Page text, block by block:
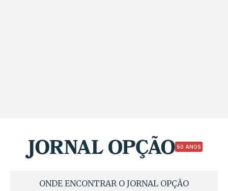
50 ANOS
ONDE ENCONTRAR O JORNAL OPÇÃO